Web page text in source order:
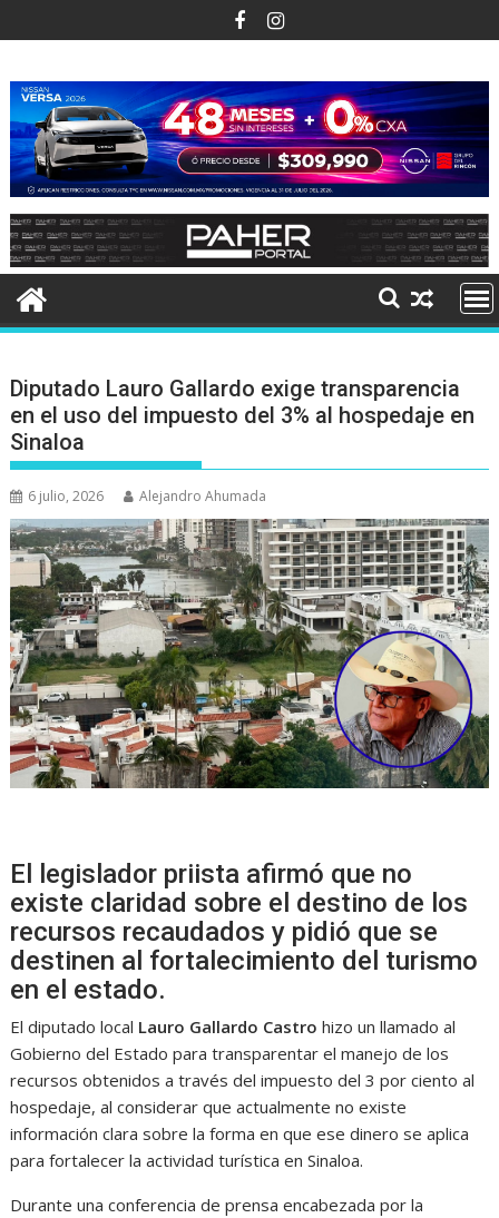
al
Diputado Lauro Gallardo exige transparencia
en el uso del impuesto del 3% al hospedaje en
Sinaloa
6 julio, 2026 Alejandro Ahumada
El legislador priista afirmó que no
existe claridad sobre el destino de los
recursos recaudados y pidió que se
destinen al fortalecimiento del turismo
en el estado.
El diputado local Lauro Gallardo Castro hizo un llamado al
Gobierno del Estado para transparentar el manejo de los
recursos obtenidos a través del impuesto del 3 por ciento al
hospedaje, al considerar que actualmente no existe
información clara sobre la forma en que ese dinero se aplica
para fortalecer la actividad turística en Sinaloa.
Durante una conferencia de prensa encabezada por la